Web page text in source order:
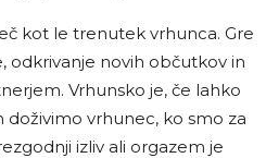
kot le trenutek vrhunca. Gre
odkrivanje novih občutkov in
Vrhunsko je, če lahko
vrhunec, ko smo za
izliv ali orgazem je